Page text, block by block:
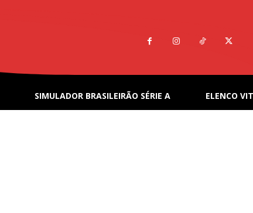
SIMULADOR BRASILEIRÃO SÉRIE A ELENCO